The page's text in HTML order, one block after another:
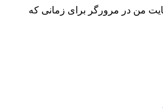
من در مرورگر برای زمانی که